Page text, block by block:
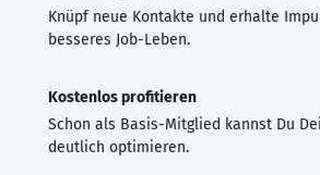
Knüpf neue Kontakte und erhalte
besseres Job-Leben.
Kostenlos profitieren
Schon als Basis-Mitglied kannst Du
deutlich optimieren.